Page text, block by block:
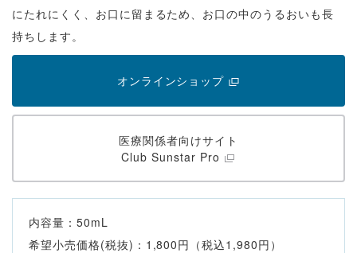
にたれにくく、お口に留まるため、お口の中のうるおいも長
持ちします。
オンラインショップ
医療関係者向けサイト
Club Sunstar Pro
内容量：50mL
希望小売価格(税抜)：1,800円（税込1,980円）